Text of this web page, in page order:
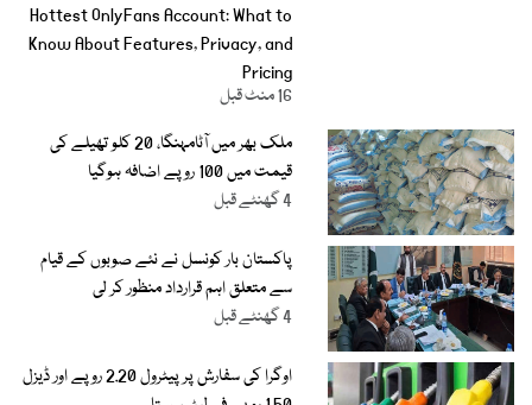
Hottest OnlyFans Account: What to
Know About Features, Privacy, and
Pricing
16 منٹ قبل
ملک بھر میں آٹامہنگا، 20 کلو تھیلے کی
قیمت میں 100 روپے اضافہ ہوگیا
4 گھنٹے قبل
پاکستان بار کونسل نے نئے صوبوں کے قیام
سے متعلق اہم قرارداد منظور کر لی
4 گھنٹے قبل
اوگرا کی سفارش پر پیٹرول 2.20 روپے اور ڈیزل